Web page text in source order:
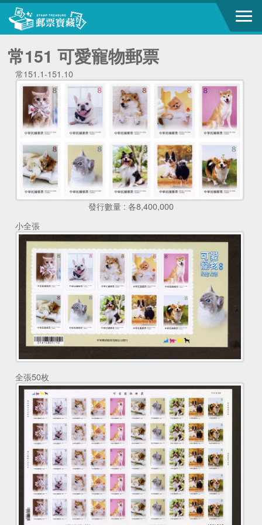
常151 可愛寵物郵票
常151.1-151.10
發行數量 : 各8,400,000
小全張
全張50枚